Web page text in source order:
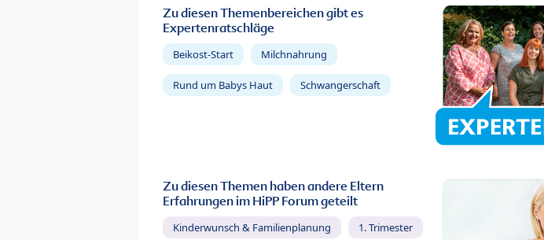
Zu diesen Themenbereichen gibt es
Expertenratschläge
Beikost-Start Milchnahrung
Rund um Babys Haut Schwangerschaft
Zu diesen Themen haben andere Eltern
Erfahrungen im HiPP Forum geteilt
Kinderwunsch & Familienplanung 1. Trimester